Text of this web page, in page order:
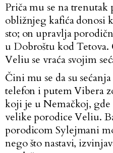
Priča mu se na
obližnjeg kafića donosi
sto; on upravlja
u Dobroštu kod
Veliu se vraća svojim
Čini mu se da su
telefon i putem Vibera
koji je u Nemačkoj, gde
velike porodice Veliu.
porodicom Sylejmani
nego što nastavi,